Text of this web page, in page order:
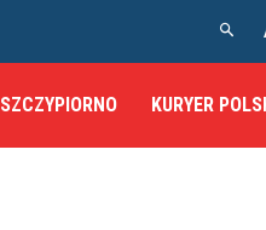
SZCZYPIORNO KURYER